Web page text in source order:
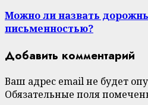
Можно ли назвать
письменностью?
Добавить комментарий
Ваш адрес email не будет
Обязательные поля